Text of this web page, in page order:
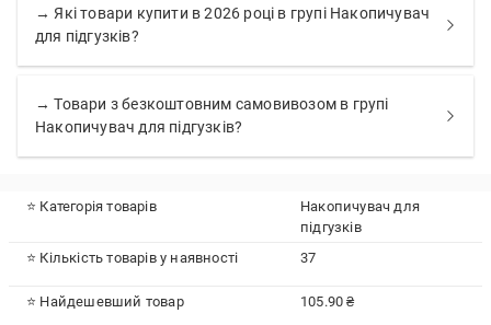
→ Які товари купити в 2026 році в групі Накопичувач
для підгузків?
→ Товари з безкоштовним самовивозом в групі
Накопичувач для підгузків?
⭐ Категорія товарів
Накопичувач для
підгузків
⭐ Кількість товарів у наявності
37
⭐ Найдешевший товар 105.90 ₴